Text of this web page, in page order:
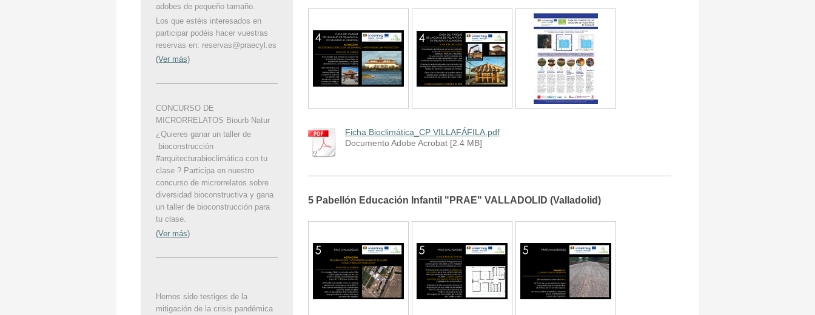
Ficha Bioclimática_CP VILLAFÁFILA.pdf
Documento Adobe Acrobat [2.4 MB]
5 Pabellón Educación Infantil "PRAE" VALLADOLID (Valladolid)
adobes de pequeño tamaño.
Los que estéis interesados en
participar podéis hacer vuestras
reservas en: reservas@praecyl.es
(Ver más)
CONCURSO DE
MICRORRELATOS Biourb Natur
¿Quieres ganar un taller de
bioconstrucción
#arquitecturabioclimática con tu
clase ? Participa en nuestro
concurso de microrrelatos sobre
diversidad bioconstructiva y gana
un taller de bioconstrucción para
tu clase.
(Ver más)
Hemos sido testigos de la
mitigación de la crisis pandémica